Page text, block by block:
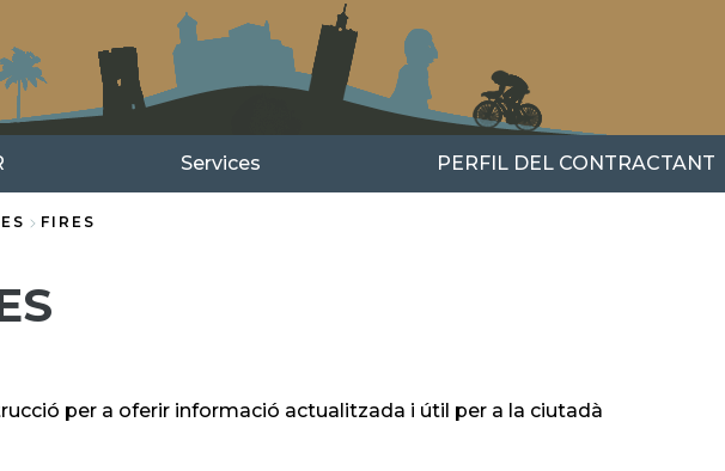
Services PERFIL DEL CONTRACTANT
FIRES
per a oferir informació actualitzada i útil per a la ciutadà